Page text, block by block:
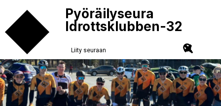
Pyöräilyseura
Idrottsklubben-32
Liity seuraan